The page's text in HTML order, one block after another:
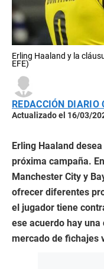
Erling Haaland y la
EFE)
REDACCIÓN DIARIO
Actualizado el 16/03/
Erling Haaland
próxima campaña.
Manchester City y
ofrecer diferentes
el jugador tiene
ese acuerdo hay una
mercado de fichajes